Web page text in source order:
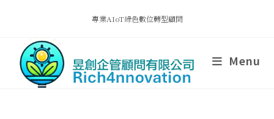
專業AIoT綠色數位轉型顧問
Menu